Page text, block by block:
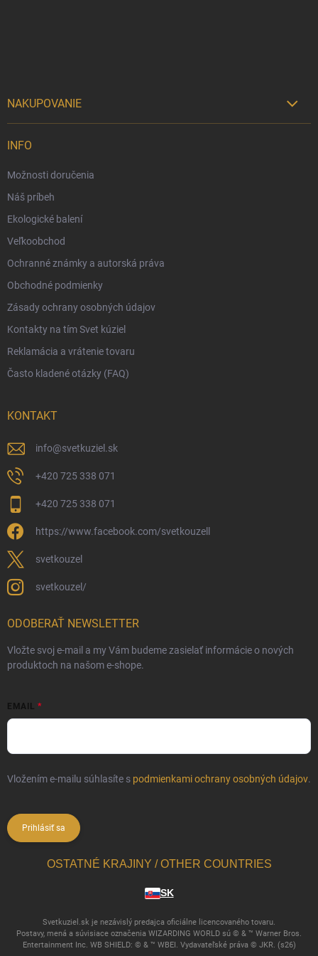
NAKUPOVANIE 
Darčekový radca 🎁
Moja objednávka
Reklamácia a vrátenie tovaru
Vernostný program
Veľkoobchod
Ekologické balenie objednávok
Obchodné podmienky
Zásady ochrany osobných údajov
INFO
Možnosti doručenia
Náš príbeh
Ekologické balení
Veľkoobchod
Ochranné známky a autorská práva
Obchodné podmienky
Zásady ochrany osobných údajov
Kontakty na tím Svet kúziel
Reklamácia a vrátenie tovaru
Často kladené otázky (FAQ)
KONTAKT
info@svetkuziel.sk
+420 725 338 071
+420 725 338 071
https://www.facebook.com/svetkouzell
svetkouzel
svetkouzel/
ODOBERAŤ NEWSLETTER
Vložte svoj e-mail a my Vám budeme zasielať informácie o nových
produktoch na našom e-shope.
EMAIL
Vložením e-mailu súhlasíte s podmienkami ochrany osobných údajov.
Prihlásiť sa
OSTATNÉ KRAJINY / OTHER COUNTRIES
SK
Svetkuziel.sk je nezávislý predajca oficiálne licencovaného tovaru.
Postavy, mená a súvisiace označenia WIZARDING WORLD sú © & ™ Warner Bros.
Entertainment Inc. WB SHIELD: © & ™ WBEI. Vydavateľské práva © JKR. (s26)